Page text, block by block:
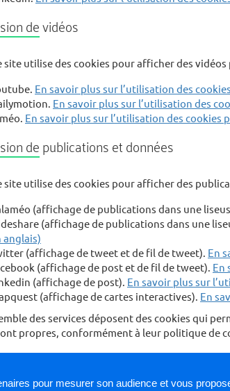
pour mesurer son audience et vous
de vidéos
site utilise des cookies pour afficher des
En savoir plus sur l’utilisation des
En savoir plus sur l’utilisation des
En savoir plus sur l’utilisation des cookies
de publications et données
site utilise des cookies pour afficher des
(affichage de publications dans une
(affichage de publications dans une
anglais)
(affichage de tweet et de fil de tweet). En
(affichage de post et de fil de tweet). En
(affichage de post). En savoir plus sur
(affichage de cartes interactives). En
des services déposent des cookies qui
propres, conformément à leur politique de